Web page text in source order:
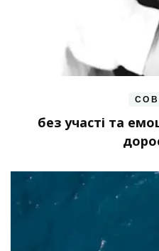
без участі та